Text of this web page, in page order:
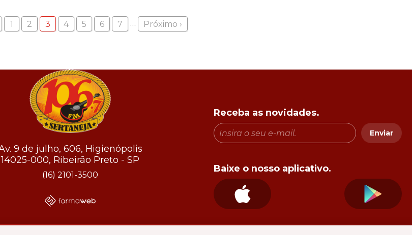
1 2 3 4 5 6 7 … Próximo ›
9 de julho, 606, Higienópolis
14025-000, Ribeirão Preto - SP
(16) 2101-3500
Receba as novidades.
Enviar
Baixe o nosso aplicativo.